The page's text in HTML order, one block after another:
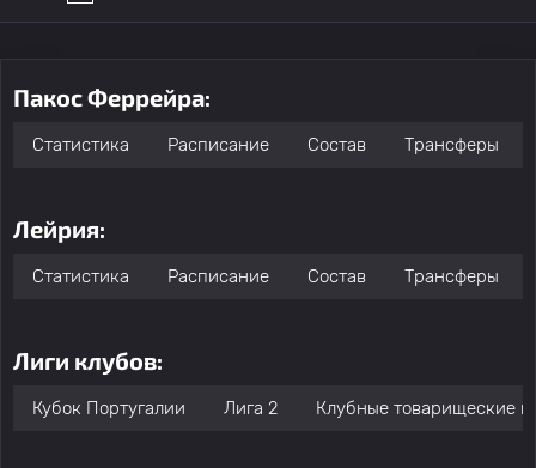
Пакос Феррейра:
Статистика Расписание Состав Трансферы
Лейрия:
Статистика Расписание Состав Трансферы
Лиги клубов:
Кубок Португалии Лига 2 Клубные товарищеские